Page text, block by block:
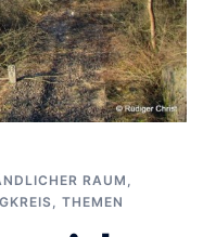
RAUM
THEMEN